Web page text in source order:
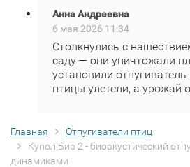
Анна Андреевна
6 мая 2026 11:34
Столкнулись с
саду — они уничтожали
установили
птицы улетели, а урожай
Главная
Отпугиватели птиц
Купол Био 2 - биоакустический
динамиками